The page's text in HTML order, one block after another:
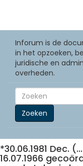
Inforum is de
in het opzoeken,
juridische en
overheden.
Zoeken
*30.06.1981 Dec.
16.07.1966